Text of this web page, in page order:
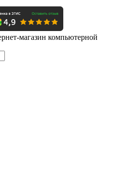
магазин компьютерной